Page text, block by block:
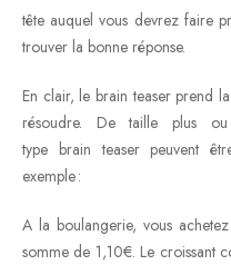
tête auquel vous devrez faire
trouver la bonne réponse.
En clair, le brain teaser prend
résoudre. De taille plus
type brain teaser peuvent
exemple :
A la boulangerie, vous
somme de 1,10€. Le croissant